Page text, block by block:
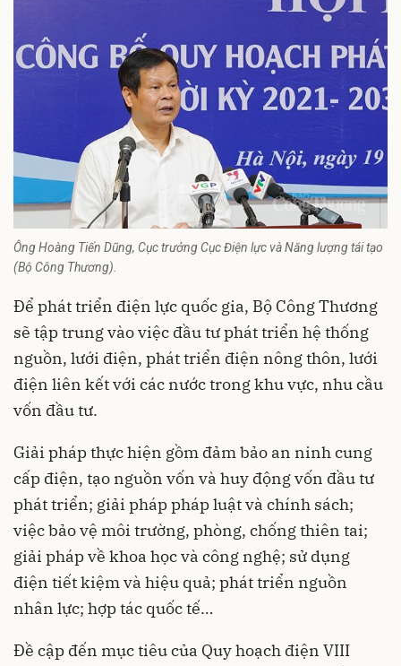
Ông Hoàng Tiến Dũng, Cục trưởng Cục Điện lực và Năng lượng tái tạo
(Bộ Công Thương).
Để phát triển điện lực quốc gia, Bộ Công Thương
sẽ tập trung vào việc đầu tư phát triển hệ thống
nguồn, lưới điện, phát triển điện nông thôn, lưới
điện liên kết với các nước trong khu vực, nhu cầu
vốn đầu tư.
Giải pháp thực hiện gồm đảm bảo an ninh cung
cấp điện, tạo nguồn vốn và huy động vốn đầu tư
phát triển; giải pháp pháp luật và chính sách;
việc bảo vệ môi trường, phòng, chống thiên tai;
giải pháp về khoa học và công nghệ; sử dụng
điện tiết kiệm và hiệu quả; phát triển nguồn
nhân lực; hợp tác quốc tế…
Đề cập đến mục tiêu của Quy hoạch điện VIII